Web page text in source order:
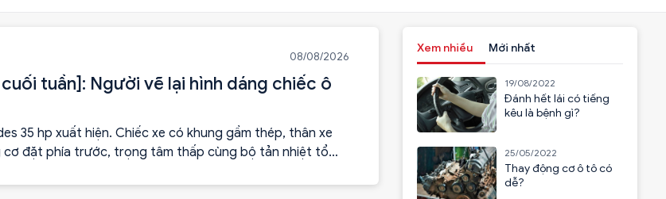
08/08/2026
tuần]: Người vẽ lại hình dáng chiếc ô
35 hp xuất hiện. Chiếc xe có khung gầm thép, thân xe
cơ đặt phía trước, trọng tâm thấp cùng bộ tản nhiệt tổ
chiếc ô tô hiện đại.
Xem nhiều Mới nhất
19/08/2022
Đánh hết lái có tiếng
kêu là bệnh gì?
25/05/2022
Thay động cơ ô tô có
dễ?